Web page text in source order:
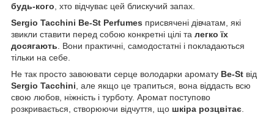
будь-кого , хто відчуває цей блискучий запах.
Sergio Tacchini Be-St Perfumes присвячені дівчатам, які
звикли ставити перед собою конкретні цілі та легко їх
досягають . Вони практичні, самодостатні і покладаються
тільки на себе.
Не так просто завоювати серце володарки аромату Be-St від
Sergio Tacchini , але якщо це трапиться, вона віддасть всю
свою любов, ніжність і турботу. Аромат поступово
розкривається, створюючи відчуття, що шкіра розцвітає